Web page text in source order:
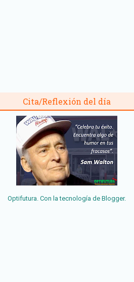
Cita/Reflexión del día
Optifutura. Con la tecnología de Blogger.